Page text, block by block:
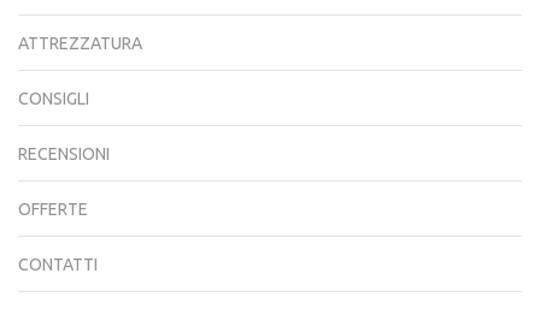
ATTREZZATURA
CONSIGLI
RECENSIONI
OFFERTE
CONTATTI